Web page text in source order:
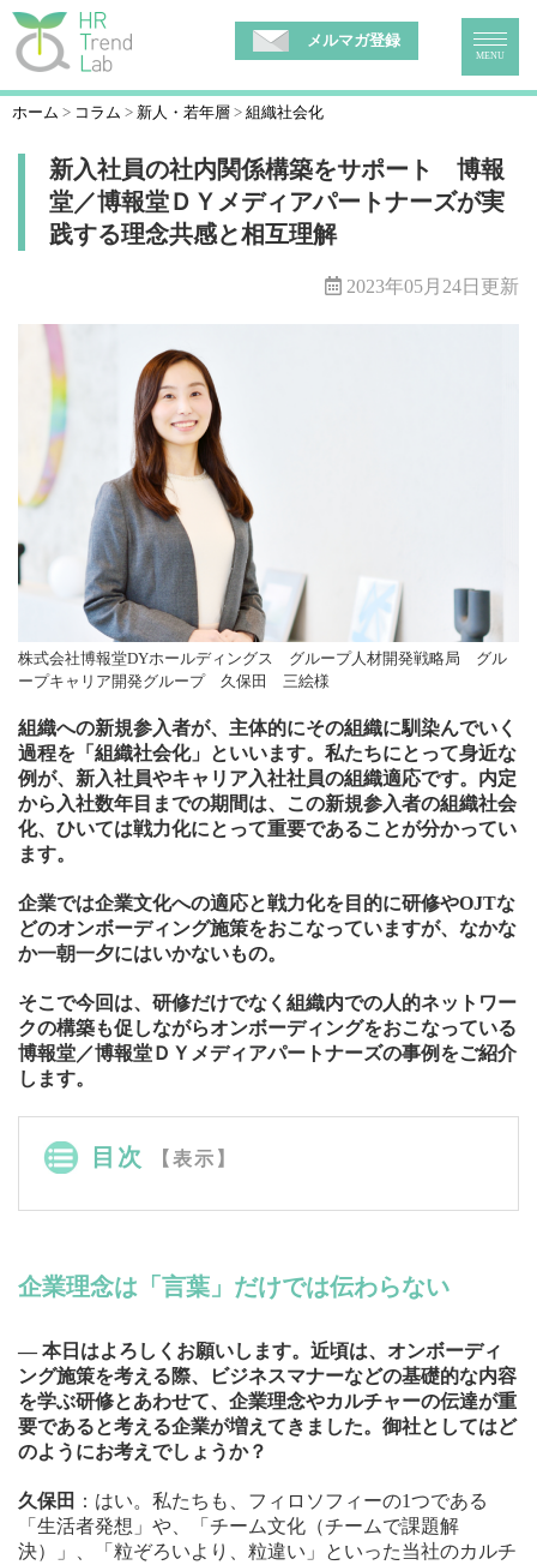
メルマガ登録
MENU
ホーム コラム 新人・若年層 組織社会化
新入社員の社内関係構築をサポート 博報
堂／博報堂ＤＹメディアパートナーズが実
践する理念共感と相互理解
2023年05月24日更新
株式会社博報堂DYホールディングス グループ人材開発戦略局 グル
ープキャリア開発グループ 久保田 三絵様
組織への新規参入者が、主体的にその組織に馴染んでいく
過程を「組織社会化」といいます。私たちにとって身近な
例が、新入社員やキャリア入社社員の組織適応です。内定
から入社数年目までの期間は、この新規参入者の組織社会
化、ひいては戦力化にとって重要であることが分かってい
ます。
企業では企業文化への適応と戦力化を目的に研修やOJTな
どのオンボーディング施策をおこなっていますが、なかな
か一朝一夕にはいかないもの。
そこで今回は、研修だけでなく組織内での人的ネットワー
クの構築も促しながらオンボーディングをおこなっている
博報堂／博報堂ＤＹメディアパートナーズの事例をご紹介
します。
目次 【表示】
企業理念は「言葉」だけでは伝わらない
― 本日はよろしくお願いします。近頃は、オンボーディ
ング施策を考える際、ビジネスマナーなどの基礎的な内容
を学ぶ研修とあわせて、企業理念やカルチャーの伝達が重
要であると考える企業が増えてきました。御社としてはど
のようにお考えでしょうか？
久保田 ：はい。私たちも、フィロソフィーの1つである
「生活者発想」や、「チーム文化（チームで課題解
決）」、「粒ぞろいより、粒違い」といった当社のカルチ